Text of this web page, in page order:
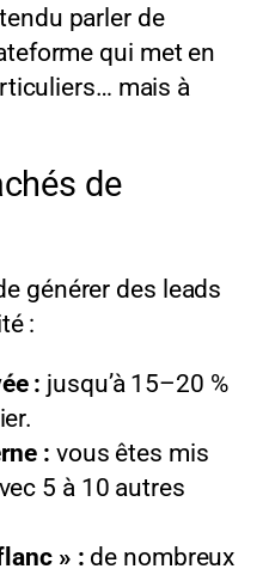
parler de
qui met en
mais à
de
générer des leads
:
: jusqu’à 15–20 %
: vous êtes mis
5 à 10 autres
» : de nombreux